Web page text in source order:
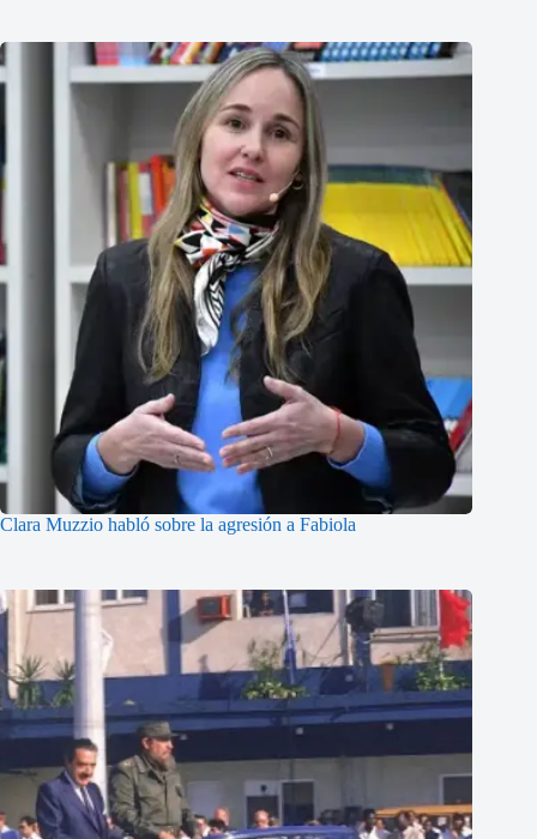
Clara Muzzio habló sobre la agresión a Fabiola